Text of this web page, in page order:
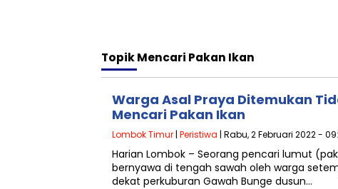
TopikMencari Pakan Ikan
Warga Asal Praya Ditemukan
Mencari Pakan Ikan
Lombok Timur | Peristiwa | Rabu, 2 Februari 2022 -
Harian Lombok – Seorang pencari lumut
bernyawa di tengah sawah oleh warga
dekat perkuburan Gawah Bunge dusun…